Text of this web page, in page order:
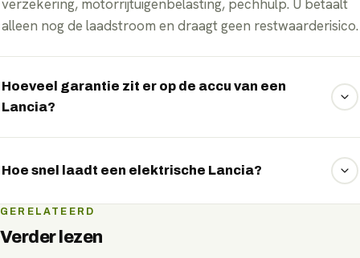
verzekering, motorrijtuigenbelasting, pechhulp. U betaalt
alleen nog de laadstroom en draagt geen restwaarderisico.
Hoeveel garantie zit er op de accu van een
Lancia?
het accupakket, met behoud van minimaal 70% capaciteit.
accurisico.
Hoe snel laadt een elektrische Lancia?
De snelste Lancia-modellen laden aan een snellader met
pieken tot 160 kW DC, goed om onderweg in korte tijd
GERELATEERD
Verder lezen